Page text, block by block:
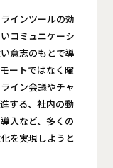
インツールの効
コミュニケーシ
意志のもとで導
ートではなく曜
イン会議やチャ
する、社内の動
入など、多くの
を実現しようと